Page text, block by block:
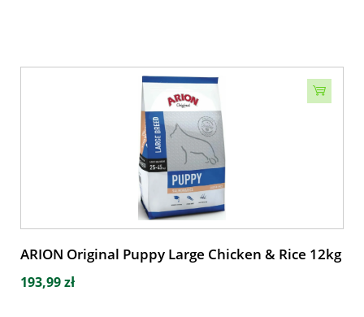
ARION Original Puppy Large Chicken & Rice 12kg
193,99 zł